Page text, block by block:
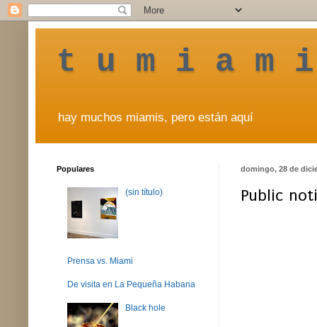
t u m i a m
hay muchos miamis, pero están aquí
domingo, 28 de
Public
Populares
(sin título)
Prensa vs. Miami
De visita en La Pequeña Habana
Black hole